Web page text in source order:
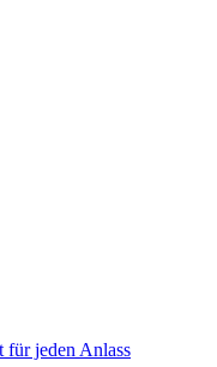
für jeden Anlass